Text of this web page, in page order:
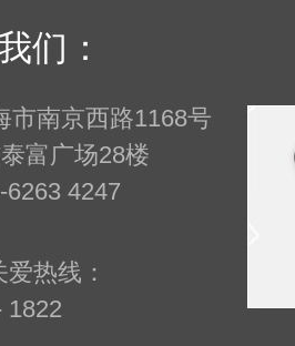
们：
市南京西路1168号
富广场28楼
4247
热线：
1822